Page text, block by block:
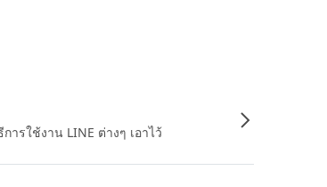
รใช้งาน LINE ต่างๆ เอาไว้